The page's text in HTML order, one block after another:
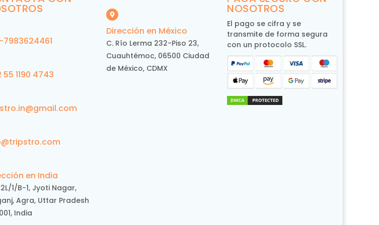
7983624461
55 1190 4743
en India
1/B-1, Jyoti Nagar,
Agra, Uttar Pradesh
India
Dirección en México
C. Río Lerma 232-Piso 23,
Cuauhtémoc, 06500 Ciudad
de México, CDMX
NOSOTROS
El pago se cifra y se
transmite de forma segura
con un protocolo SSL.